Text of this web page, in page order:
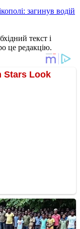
загинув водій
текст і
це редакцію.